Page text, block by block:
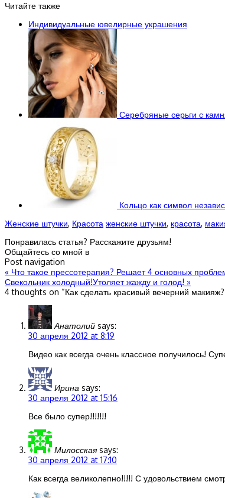
Читайте также
Индивидуальные ювелирные украшения
Серебряные серьги с
Кольцо как символ
Женские штучки, Красота женские штучки, красота,
Понравилась статья? Расскажите друзьям!
Общайтесь со мной в
Post navigation
« Что такое прессотерапия? Решает 4 основных
Свекольник холодный!Утоляет жажду и голод! »
4 thoughts on “Как сделать красивый вечерний макияж?
Анатолий says:
30 апреля 2012 at 8:19
Видео как всегда очень классное получилось!
Ирина says:
30 апреля 2012 at 15:16
Все было супер!!!!!!!
Милосская says:
30 апреля 2012 at 17:10
Как всегда великолепно!!!!! С удовольствием